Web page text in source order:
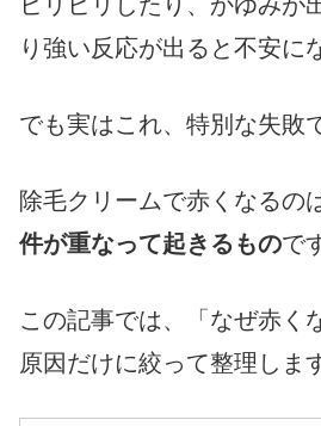
り強い反応が出ると不安に
でも実はこれ、特別な失敗
除毛クリームで赤くなるの
件が重なって起きるもので
この記事では、「なぜ赤く
原因だけに絞って整理しま